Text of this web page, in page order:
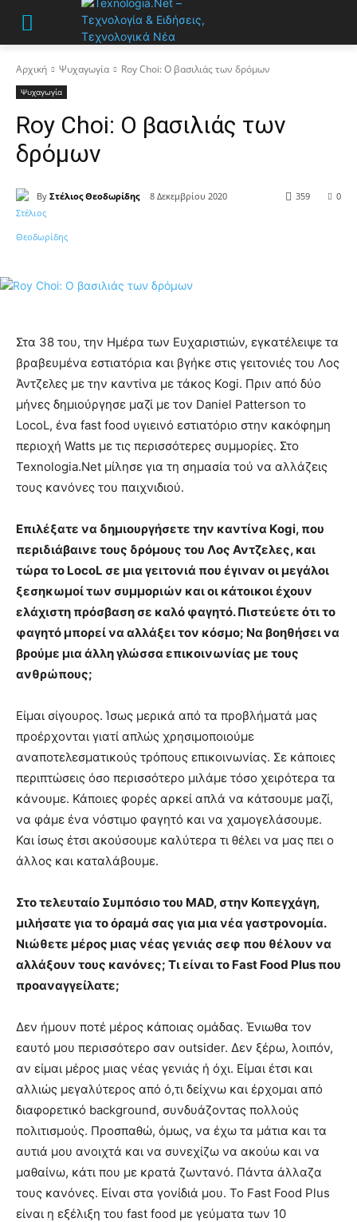
Αρχική Ψυχαγωγία Roy Choi: Ο βασιλιάς των δρόμων
Ψυχαγωγία
Roy Choi: Ο βασιλιάς των
δρόμων
By Στέλιος Θεοδωρίδης 8 Δεκεμβρίου 2020 0
359
Στα 38 του, την Ημέρα των Ευχαριστιών, εγκατέλειψε τα
βραβευμένα εστιατόρια και βγήκε στις γειτονιές του Λος
Άντζελες με την καντίνα με τάκος Kogi. Πριν από δύο
μήνες δημιούργησε μαζί με τον Daniel Patterson το
LocoL, ένα fast food υγιεινό εστιατόριο στην κακόφημη
περιοχή Watts με τις περισσότερες συμμορίες. Στο
Texnologia.Net μίλησε για τη σημασία τού να αλλάζεις
τους κανόνες του παιχνιδιού.
Επιλέξατε να δημιουργήσετε την καντίνα Kοgi, που
περιδιάβαινε τους δρόμους του Λος Αντζελες, και
τώρα το LocoL σε μια γειτονιά που έγιναν οι μεγάλοι
ξεσηκωμοί των συμμοριών και οι κάτοικοι έχουν
ελάχιστη πρόσβαση σε καλό φαγητό. Πιστεύετε ότι το
φαγητό μπορεί να αλλάξει τον κόσμο; Να βοηθήσει να
βρούμε μια άλλη γλώσσα επικοινωνίας με τους
ανθρώπους;
Είμαι σίγουρος. Ίσως μερικά από τα προβλήματά μας
προέρχονται γιατί απλώς χρησιμοποιούμε
αναποτελεσματικούς τρόπους επικοινωνίας. Σε κάποιες
περιπτώσεις όσο περισσότερο μιλάμε τόσο χειρότερα τα
κάνουμε. Κάποιες φορές αρκεί απλά να κάτσουμε μαζί,
να φάμε ένα νόστιμο φαγητό και να χαμογελάσουμε.
Και ίσως έτσι ακούσουμε καλύτερα τι θέλει να μας πει ο
άλλος και καταλάβουμε.
Στο τελευταίο Συμπόσιο του MAD, στην Koπεγχάγη,
μιλήσατε για το όραμά σας για μια νέα γαστρονομία.
Νιώθετε μέρος μιας νέας γενιάς σεφ που θέλουν να
αλλάξουν τους κανόνες; Τι είναι το Fast Food Plus που
προαναγγείλατε;
Δεν ήμουν ποτέ μέρος κάποιας ομάδας. Ένιωθα τον
εαυτό μου περισσότερο σαν οutsider. Δεν ξέρω, λοιπόν,
αν είμαι μέρος μιας νέας γενιάς ή όχι. Είμαι έτσι και
αλλιώς μεγαλύτερος από ό,τι δείχνω και έρχομαι από
διαφορετικό background, συνδυάζοντας πολλούς
πολιτισμούς. Προσπαθώ, όμως, να έχω τα μάτια και τα
αυτιά μου ανοιχτά και να συνεχίζω να ακούω και να
μαθαίνω, κάτι που με κρατά ζωντανό. Πάντα άλλαζα
τους κανόνες. Είναι στα γονίδιά μου. Το Fast Food Plus
είναι η εξέλιξη του fast food με γεύματα των 10